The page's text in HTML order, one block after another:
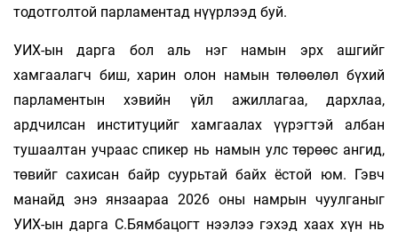
тодотголтой парламентад нүүрлээд буй.
УИХ-ын дарга бол аль нэг намын эрх ашгийг
хамгаалагч биш, харин олон намын төлөөлөл бүхий
парламентын хэвийн үйл ажиллагаа, дархлаа,
ардчилсан институцийг хамгаалах үүрэгтэй албан
тушаалтан учраас спикер нь намын улс төрөөс ангид,
төвийг сахисан байр суурьтай байх ёстой юм. Гэвч
манайд энэ янзаараа 2026 оны намрын чуулганыг
УИХ-ын дарга С.Бямбацогт нээлээ гэхэд хаах хүн нь